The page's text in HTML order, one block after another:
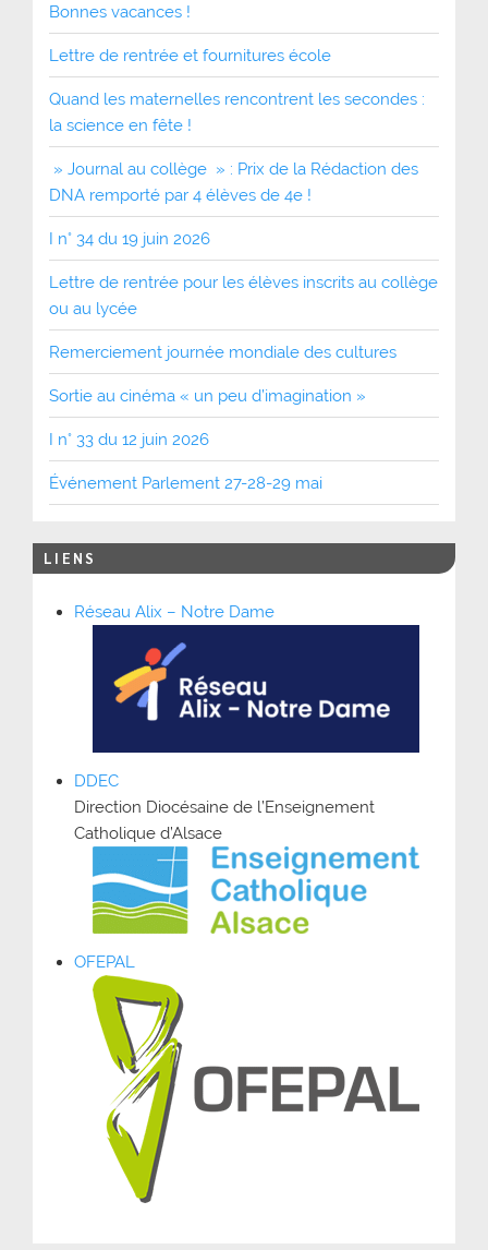
Bonnes vacances !
Lettre de rentrée et fournitures école
Quand les maternelles rencontrent les secondes :
la science en fête !
» Journal au collège » : Prix de la Rédaction des
DNA remporté par 4 élèves de 4e !
I n° 34 du 19 juin 2026
Lettre de rentrée pour les élèves inscrits au collège
ou au lycée
Remerciement journée mondiale des cultures
Sortie au cinéma « un peu d’imagination »
I n° 33 du 12 juin 2026
Événement Parlement 27-28-29 mai
LIENS
Réseau Alix – Notre Dame
DDEC
Direction Diocésaine de l’Enseignement
Catholique d’Alsace
OFEPAL